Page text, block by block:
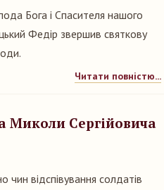
Бога і Спасителя нашого
Федір звершив святкову
Читати повністю...
Миколи Сергійовича
чин відспівування солдатів